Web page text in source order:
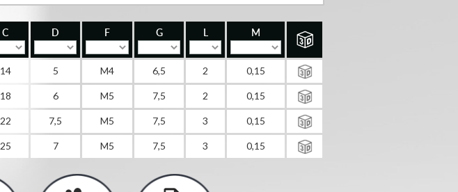
C D F G L M
14 5 M4 6,5 2 0,15
18 6 M5 7,5 2 0,15
22 7,5 M5 7,5 3 0,15
25 7 M5 7,5 3 0,15